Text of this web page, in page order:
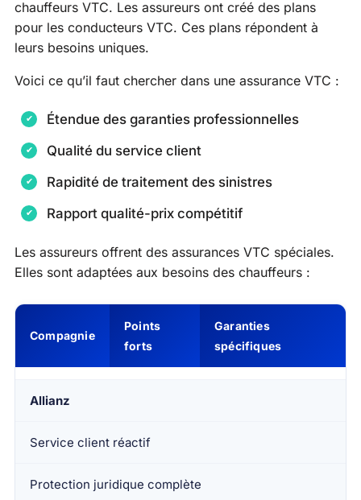
chauffeurs VTC. Les assureurs ont créé des plans
pour les conducteurs VTC. Ces plans répondent à
leurs besoins uniques.
Voici ce qu’il faut chercher dans une assurance VTC :
Étendue des garanties professionnelles
Qualité du service client
Rapidité de traitement des sinistres
Rapport qualité-prix compétitif
Les assureurs offrent des assurances VTC spéciales.
Elles sont adaptées aux besoins des chauffeurs :
Compagnie
Points
forts
Garanties
spécifiques
Allianz
Service client réactif
Protection juridique complète